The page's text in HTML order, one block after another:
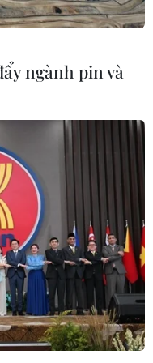
Á'
tích
ngành pin và